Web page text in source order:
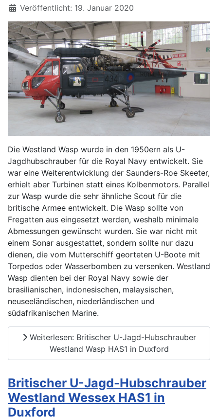
Details
Veröffentlicht: 19. Januar 2020
Die Westland Wasp wurde in den 1950ern als U-
Jagdhubschrauber für die Royal Navy entwickelt. Sie
war eine Weiterentwicklung der Saunders-Roe Skeeter,
erhielt aber Turbinen statt eines Kolbenmotors. Parallel
zur Wasp wurde die sehr ähnliche Scout für die
britische Armee entwickelt. Die Wasp sollte von
Fregatten aus eingesetzt werden, weshalb minimale
Abmessungen gewünscht wurden. Sie war nicht mit
einem Sonar ausgestattet, sondern sollte nur dazu
dienen, die vom Mutterschiff georteten U-Boote mit
Torpedos oder Wasserbomben zu versenken. Westland
Wasp dienten bei der Royal Navy sowie der
brasilianischen, indonesischen, malaysischen,
neuseeländischen, niederländischen und
südafrikanischen Marine.
Weiterlesen: Britischer U-Jagd-Hubschrauber
Westland Wasp HAS1 in Duxford
Britischer U-Jagd-Hubschrauber
Westland Wessex HAS1 in
Duxford